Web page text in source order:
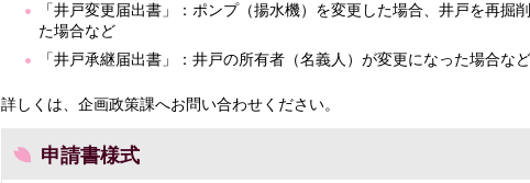
「井戸変更届出書」：ポンプ（揚水機）を変更した場合、井戸を再掘
た場合など
「井戸承継届出書」：井戸の所有者（名義人）が変更になった場合など
詳しくは、企画政策課へお問い合わせください。
申請書様式